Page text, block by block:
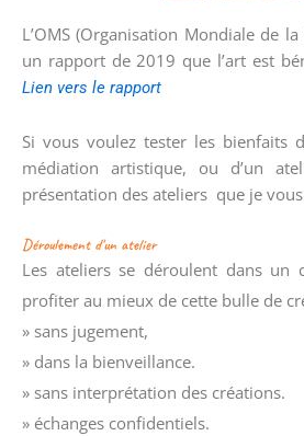
L’OMS (Organisation Mondiale de
un rapport de 2019 que l’art est
Lien vers le rapport
Si vous voulez tester les bienfaits
médiation artistique, ou d’un
présentation des ateliers que je
Déroulement d'un atelier
Les ateliers se déroulent dans un
profiter au mieux de cette bulle de
» sans jugement,
» dans la bienveillance.
» sans interprétation des créations.
» échanges confidentiels.